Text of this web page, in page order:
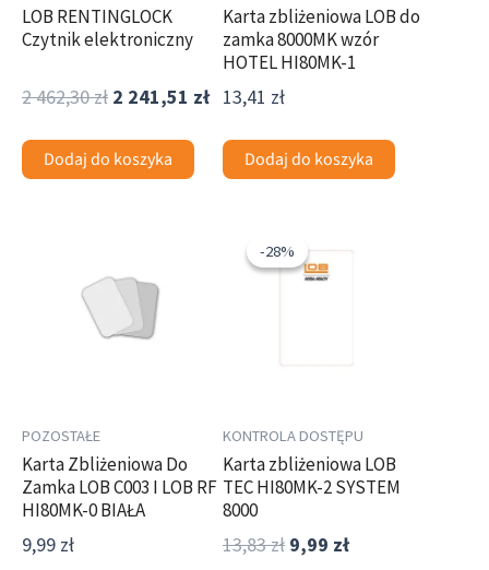
LOB RENTINGLOCK
Czytnik elektroniczny
2 462,30zł 2 241,51 zł
Dodaj do koszyka
Karta zbliżeniowa LOB do
zamka 8000MK wzór
HOTEL HI80MK-1
13,41 zł
Dodaj do koszyka
POZOSTAŁE
Karta Zbliżeniowa Do
Zamka LOB C003 I LOB RF
HI80MK-0 BIAŁA
9,99 zł
-28%
-28%
KONTROLA DOSTĘPU
Karta zbliżeniowa LOB
TEC HI80MK-2 SYSTEM
8000
13,83zł
cena
wynosiła:
9,99 zł
cena